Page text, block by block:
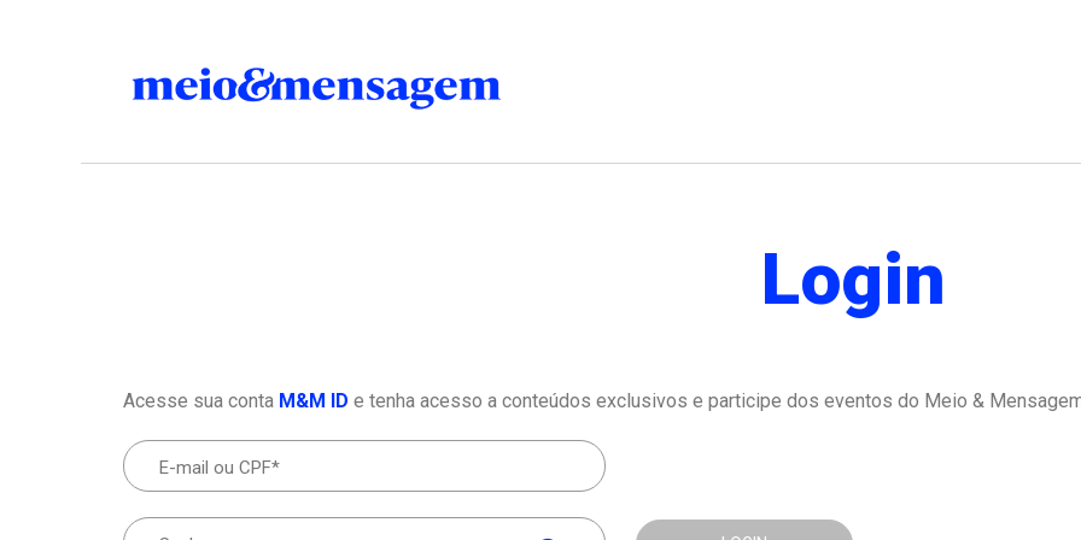
Login
Acesse sua conta M&M ID e tenha acesso a conteúdos exclusivos e participe dos eventos do Meio &